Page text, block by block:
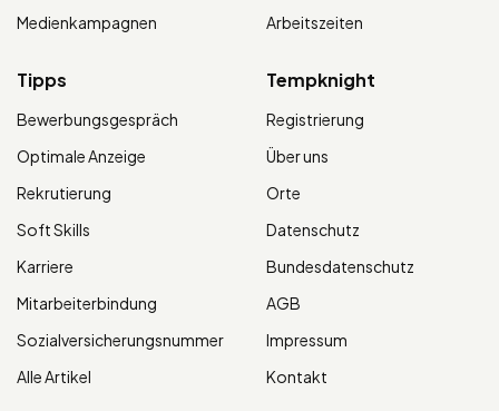
Medienkampagnen
Arbeitszeiten
Tipps
Bewerbungsgespräch
Optimale Anzeige
Rekrutierung
Soft Skills
Karriere
Mitarbeiterbindung
Sozialversicherungsnummer
Alle Artikel
Tempknight
Registrierung
Über uns
Orte
Datenschutz
Bundesdatenschutz
AGB
Impressum
Kontakt